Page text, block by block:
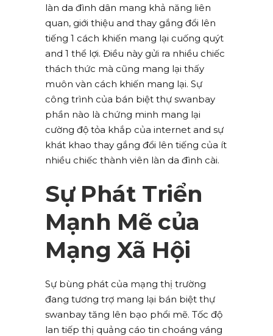
làn da đình dân mang khả năng liên
quan, giới thiệu and thay gắng đổi lên
tiếng 1 cách khiến mang lại cuống quýt
and 1 thể lợi. Điều này gửi ra nhiều chiếc
thách thức mà cũng mang lại thấy
muôn vàn cách khiến mang lại. Sự
công trình của bán biệt thự swanbay
phần nào là chứng minh mang lại
cường độ tỏa khắp của internet and sự
khát khao thay gắng đổi lên tiếng của ít
nhiều chiếc thành viên làn da đình cài.
Sự Phát Triển
Mạnh Mẽ của
Mạng Xã Hội
Sự bùng phát của mạng thị trường
đang tương trợ mang lại bán biệt thự
swanbay tăng lên bạo phổi mẽ. Tốc độ
lan tiếp thị quảng cáo tin choáng váng